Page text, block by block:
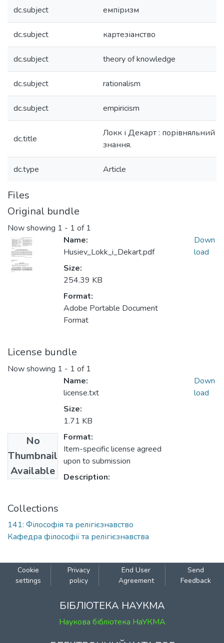
dc.subject емпіризм
dc.subject картезіанство
dc.subject theory of knowledge
dc.subject rationalism
dc.subject empiricism
dc.title
Локк і Декарт : порівняльний
знання.
dc.type Article
Files
Original bundle
Now showing 1 - 1 of 1
Name:
Husiev_Lokk_i_Dekart.pdf
Size:
254.39 KB
Format:
Adobe Portable Document
Format
Down
load
License bundle
Now showing 1 - 1 of 1
No
Thumbnail
Available
Name:
license.txt
Size:
1.71 KB
Format:
Item-specific license agreed
upon to submission
Description:
Down
load
Collections
141: Філософія та релігієзнавство
Кафедра філософії та релігієзнавства
Cookie
settings
Privacy
policy
End User
Agreement
Send
Feedback
БІБЛІОТЕКА НАУКМА
Наукова бібліотека НаУКМА